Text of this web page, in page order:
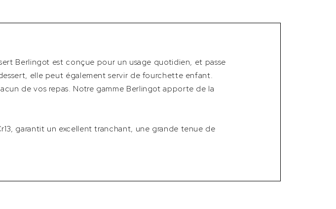
Berlingot est conçue pour un usage quotidien, et passe
elle peut également servir de fourchette enfant.
de vos repas. Notre gamme Berlingot apporte de la
garantit un excellent tranchant, une grande tenue de